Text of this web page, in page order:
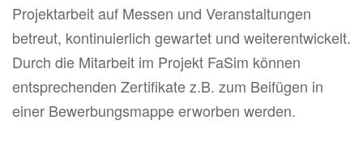
Projektarbeit auf Messen und Veranstaltungen
betreut, kontinuierlich gewartet und weiterentwickelt.
Durch die Mitarbeit im Projekt FaSim können
entsprechenden Zertifikate z.B. zum Beifügen in
einer Bewerbungsmappe erworben werden.